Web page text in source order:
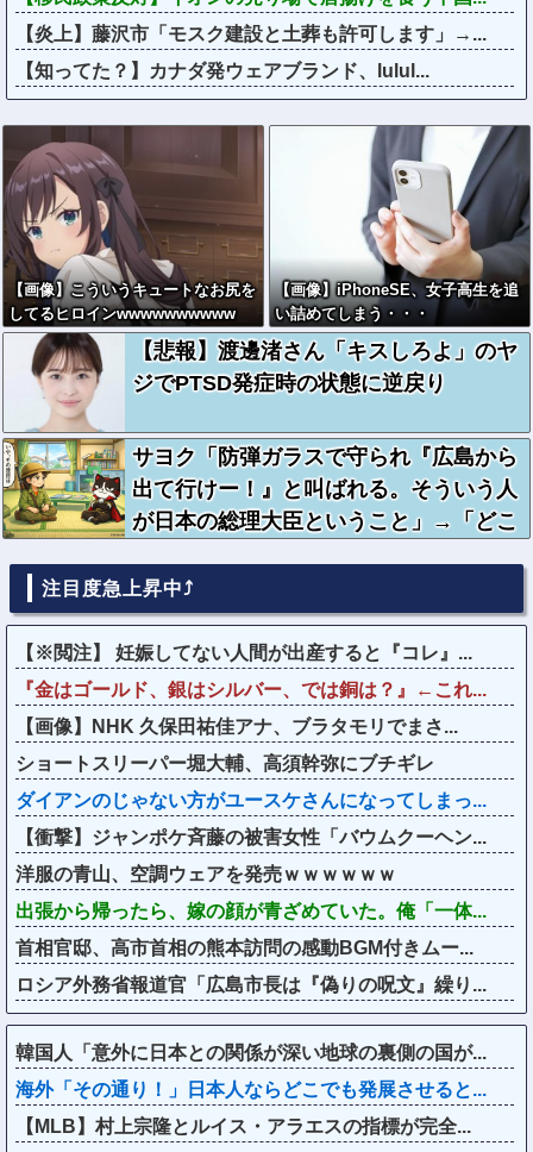
【炎上】藤沢市「モスク建設と土葬も許可します」→...
【知ってた？】カナダ発ウェアブランド、lulul...
【画像】こういうキュートなお尻を
してるヒロインwwwwwwwwww
【画像】iPhoneSE、女子高生を追
い詰めてしまう・・・
【悲報】渡邊渚さん「キスしろよ」のヤ
ジでPTSD発症時の状態に逆戻り
サヨク「防弾ガラスで守られ『広島から
出て行けー！』と叫ばれる。そういう人
が日本の総理大臣ということ」→「どこ
ル貼り付けないで」逆ギレ
注目度急上昇中⤴
【※閲注】 妊娠してない人間が出産すると『コレ』...
『金はゴールド、銀はシルバー、では銅は？』←これ...
【画像】NHK 久保田祐佳アナ、ブラタモリでまさ...
ショートスリーパー堀大輔、高須幹弥にブチギレ
ダイアンのじゃない方がユースケさんになってしまっ...
【衝撃】ジャンポケ斉藤の被害女性「バウムクーヘン...
洋服の青山、空調ウェアを発売ｗｗｗｗｗｗ
出張から帰ったら、嫁の顔が青ざめていた。俺「一体...
首相官邸、高市首相の熊本訪問の感動BGM付きムー...
ロシア外務省報道官「広島市長は『偽りの呪文』繰り...
韓国人「意外に日本との関係が深い地球の裏側の国が...
海外「その通り！」日本人ならどこでも発展させると...
【MLB】村上宗隆とルイス・アラエスの指標が完全...